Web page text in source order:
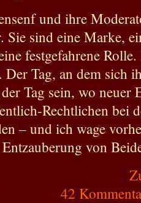
und ihre
Sie sind eine Marke,
festgefahrene
Tag, an dem sich
Tag sein, wo neuer
Rechtlichen bei
– und ich wage
von
42